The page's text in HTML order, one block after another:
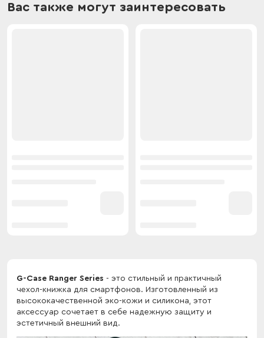
Вас также могут заинтересовать
G-Case Ranger Series - это стильный и практичный
чехол-книжка для смартфонов. Изготовленный из
высококачественной эко-кожи и силикона, этот
аксессуар сочетает в себе надежную защиту и
эстетичный внешний вид.